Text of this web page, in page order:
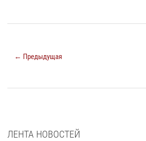
← Предыдущая
ЛЕНТА НОВОСТЕЙ